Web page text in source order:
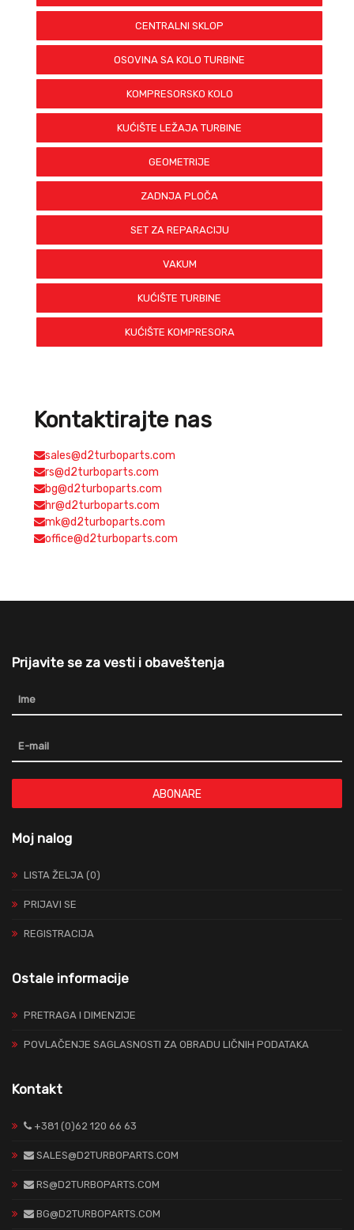
CENTRALNI SKLOP
OSOVINA SA KOLO TURBINE
KOMPRESORSKO KOLO
KUĆIŠTE LEŽAJA TURBINE
GEOMETRIJE
ZADNJA PLOČA
SET ZA REPARACIJU
VAKUM
KUĆIŠTE TURBINE
KUĆIŠTE KOMPRESORA
Kontaktirajte nas
sales@d2turboparts.com
rs@d2turboparts.com
bg@d2turboparts.com
hr@d2turboparts.com
mk@d2turboparts.com
office@d2turboparts.com
Prijavite se za vesti i obaveštenja
ABONARE
Moj nalog
LISTA ŽELJA (0)
PRIJAVI SE
REGISTRACIJA
Ostale informacije
PRETRAGA I DIMENZIJE
POVLAČENJE SAGLASNOSTI ZA OBRADU LIČNIH PODATAKA
Kontakt
+381 (0)62 120 66 63
SALES@D2TURBOPARTS.COM
RS@D2TURBOPARTS.COM
BG@D2TURBOPARTS.COM